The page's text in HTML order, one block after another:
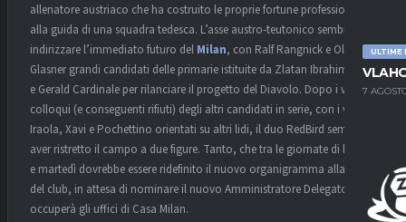
ULTIME
7
allenatore austriaco che ha costruito le proprie fortune professionali
alla guida di una squadra tedesca. L’asse austro-teutonico sembra
indirizzare l’immediato futuro del Milan, con Ralf Rangnick e Oliver
Glasner grandi candidati delle primarie istituite da Zlatan Ibrahimovic
e Gerald Cardinale per rilanciare il progetto del Diavolo. Dopo i vari
colloqui (e conseguenti rifiuti) degli altri candidati in serie, con i vari
Iraola, Xavi e Pochettino orientati su altri lidi, il duo RedBird sembra
aver ristretto il campo a due figure. Tanto, che tra le giornate di lunedì
e martedì dovrebbe essere ridefinito il nuovo organigramma alla guida
del club, in attesa di nominare il nuovo Amministratore Delegato che
occuperà gli uffici di Casa Milan.